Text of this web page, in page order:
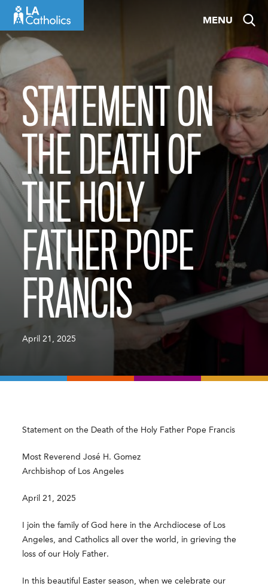
content
MENU
STATEMENT ON
THE DEATH OF
THE HOLY
FATHER POPE
FRANCIS
April 21, 2025
Statement on the Death of the Holy Father Pope Francis
Most Reverend José H. Gomez
Archbishop of Los Angeles
April 21, 2025
I join the family of God here in the Archdiocese of Los
Angeles, and Catholics all over the world, in grieving the
loss of our Holy Father.
In this beautiful Easter season, when we celebrate our